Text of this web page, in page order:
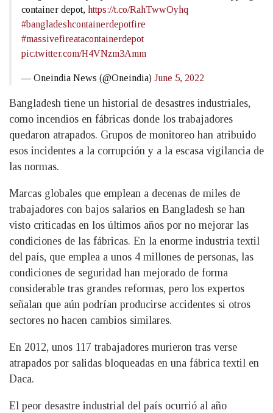
container depot, https://t.co/RahTwwOyhq
#bangladeshcontainerdepotfire
#massivefireatacontainerdepot
pic.twitter.com/H4VNzm3Amm
— Oneindia News (@Oneindia) June 5, 2022
Bangladesh tiene un historial de desastres industriales,
como incendios en fábricas donde los trabajadores
quedaron atrapados. Grupos de monitoreo han atribuido
esos incidentes a la corrupción y a la escasa vigilancia de
las normas.
Marcas globales que emplean a decenas de miles de
trabajadores con bajos salarios en Bangladesh se han
visto criticadas en los últimos años por no mejorar las
condiciones de las fábricas. En la enorme industria textil
del país, que emplea a unos 4 millones de personas, las
condiciones de seguridad han mejorado de forma
considerable tras grandes reformas, pero los expertos
señalan que aún podrían producirse accidentes si otros
sectores no hacen cambios similares.
En 2012, unos 117 trabajadores murieron tras verse
atrapados por salidas bloqueadas en una fábrica textil en
Daca.
El peor desastre industrial del país ocurrió al año